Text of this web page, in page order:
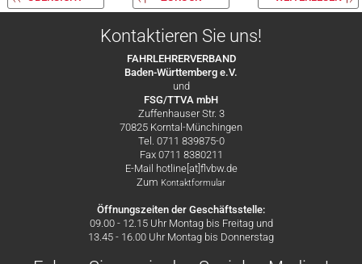
Kontaktieren Sie uns!
FAHRLEHRERVERBAND
Baden-Württemberg e.V.
und
FSG/TTVA mbH
Zuffenhauser Str. 3
70825 Korntal-Münchingen
Tel. 0711 839875-0
Fax 0711 8380211
E-Mail hotline[at]flvbw.de
Zum Kontaktformular
Öffnungszeiten der Geschäftsstelle:
09.00 - 12.15 Uhr Montag bis Freitag und
13.45 - 16.00 Uhr Montag bis Donnerstag